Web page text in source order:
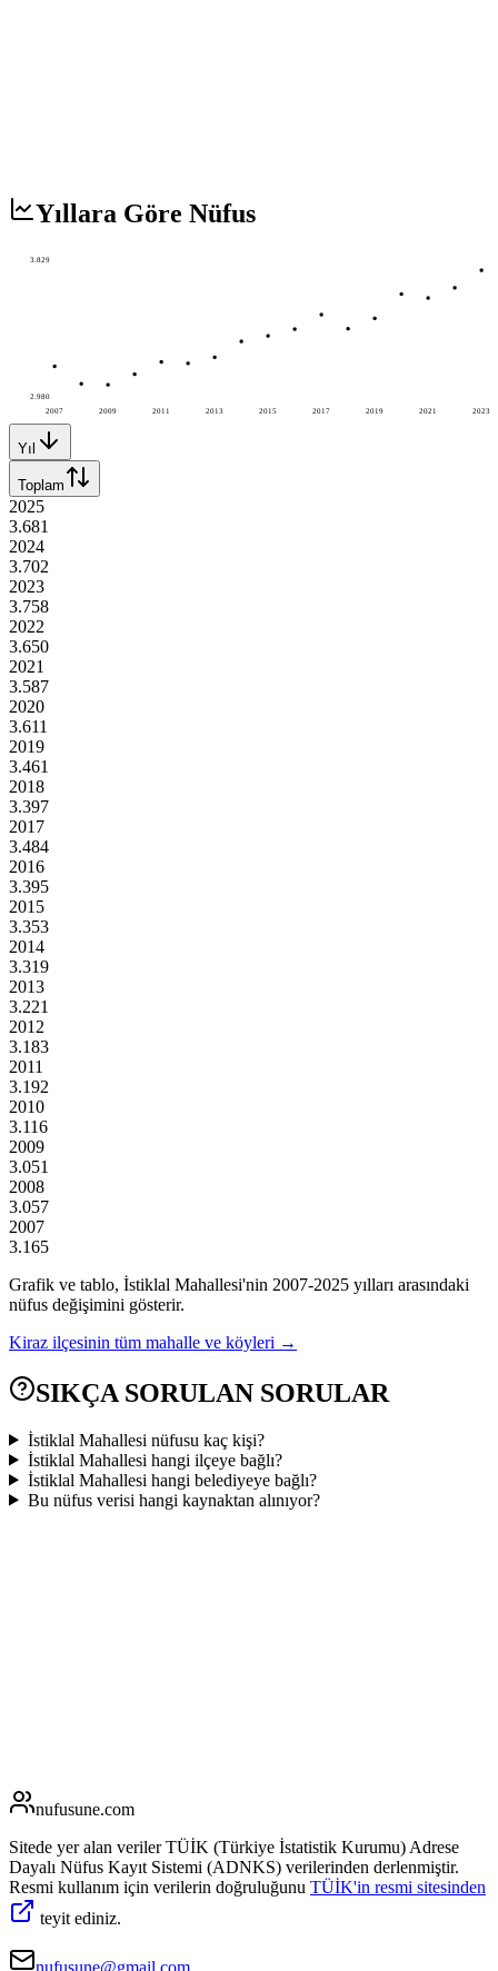
Yıllara Göre Nüfus
2007 2009 2011 2013 2015 2017 2019 2021 2023
3.829
2.980
Yıl
Toplam
2025
3.681
2024
3.702
2023
3.758
2022
3.650
2021
3.587
2020
3.611
2019
3.461
2018
3.397
2017
3.484
2016
3.395
2015
3.353
2014
3.319
2013
3.221
2012
3.183
2011
3.192
2010
3.116
2009
3.051
2008
3.057
2007
3.165
Grafik ve tablo, İstiklal Mahallesi'nin 2007-2025 yılları arasındaki
nüfus değişimini gösterir.
Kiraz ilçesinin tüm mahalle ve köyleri →
SIKÇA SORULAN SORULAR
İstiklal Mahallesi nüfusu kaç kişi?
İstiklal Mahallesi hangi ilçeye bağlı?
İstiklal Mahallesi hangi belediyeye bağlı?
Bu nüfus verisi hangi kaynaktan alınıyor?
nufusune.com
Sitede yer alan veriler TÜİK (Türkiye İstatistik Kurumu) Adrese
Dayalı Nüfus Kayıt Sistemi (ADNKS) verilerinden derlenmiştir.
Resmi kullanım için verilerin doğruluğunu TÜİK'in resmi sitesinden
teyit ediniz.
nufusune@gmail.com